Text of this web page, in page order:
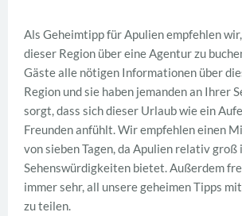
Als Geheimtipp für Apulien empfehlen
dieser Region über eine Agentur zu
Gäste alle nötigen Informationen über
Region und sie haben jemanden an Ihrer
sorgt, dass sich dieser Urlaub wie ein
Freunden anfühlt. Wir empfehlen einen
von sieben Tagen, da Apulien relativ groß
Sehenswürdigkeiten bietet. Außerdem
immer sehr, all unsere geheimen Tipps
zu teilen.